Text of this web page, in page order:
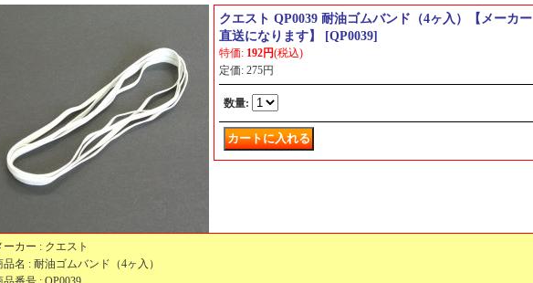
クエスト QP0039 耐油ゴムバンド（4ヶ入）【メーカー
直送になります】
[QP0039]
特価: 192円(税込)
定価: 275円
数量:
ーカー : クエスト
品名 : 耐油ゴムバンド（4ヶ入）